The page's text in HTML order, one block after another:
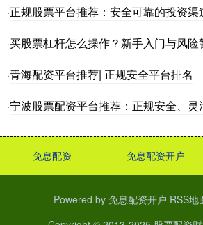
·正规股票平台推荐：安全可靠的投资渠
·买股票杠杆怎么操作？新手入门与风险
·青海配资平台推荐| 正规安全平台排名
·宁波股票配资平台推荐：正规安全、灵
免息配资 免息配资开户
Powered by 免息配资开户 RSS地